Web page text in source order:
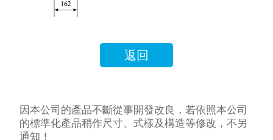
返回
因本公司的產品不斷從事開發改良，若依照本公司
的標準化產品稍作尺寸、式樣及構造等修改，不另
通知！